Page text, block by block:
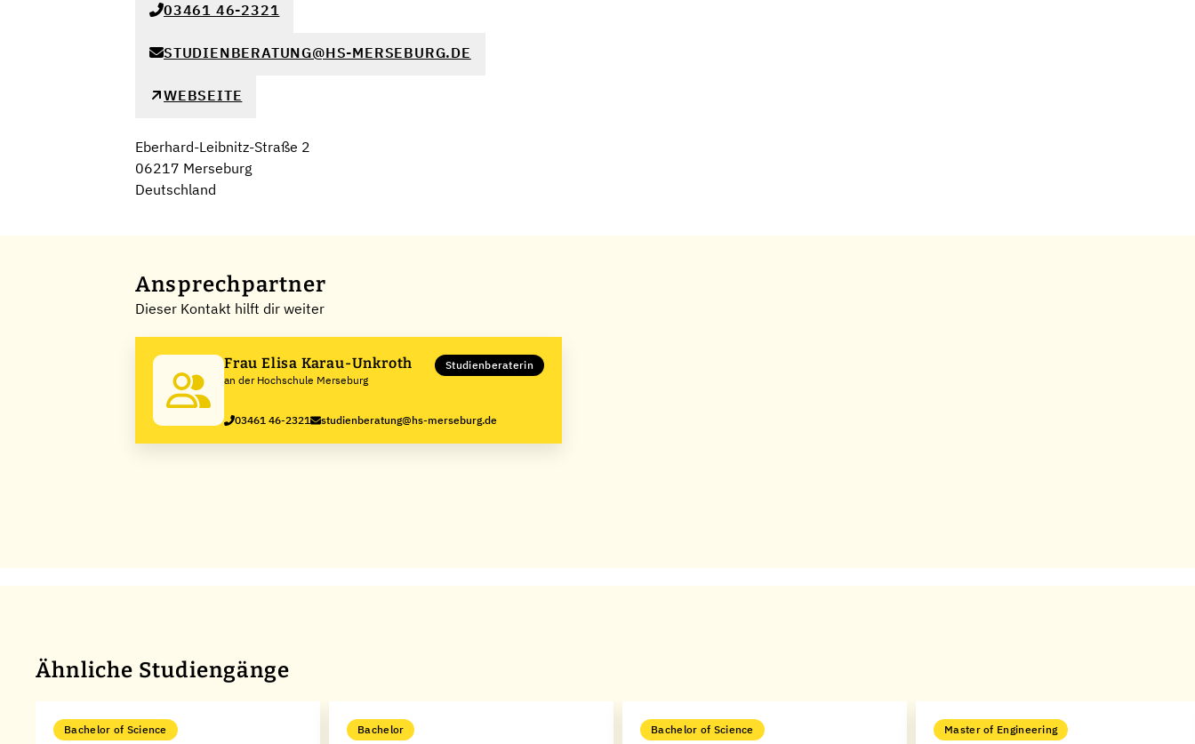
03461 46-2321
STUDIENBERATUNG@HS-MERSEBURG.DE
WEBSEITE
Eberhard-Leibnitz-Straße 2
06217 Merseburg
Deutschland
Ansprechpartner
Dieser Kontakt hilft dir weiter
Frau Elisa Karau-Unkroth
an der Hochschule Merseburg
Studienberaterin
03461 46-2321 studienberatung@hs-merseburg.de
Ähnliche Studiengänge
Bachelor of Science Bachelor Bachelor of Science Master of Engineering